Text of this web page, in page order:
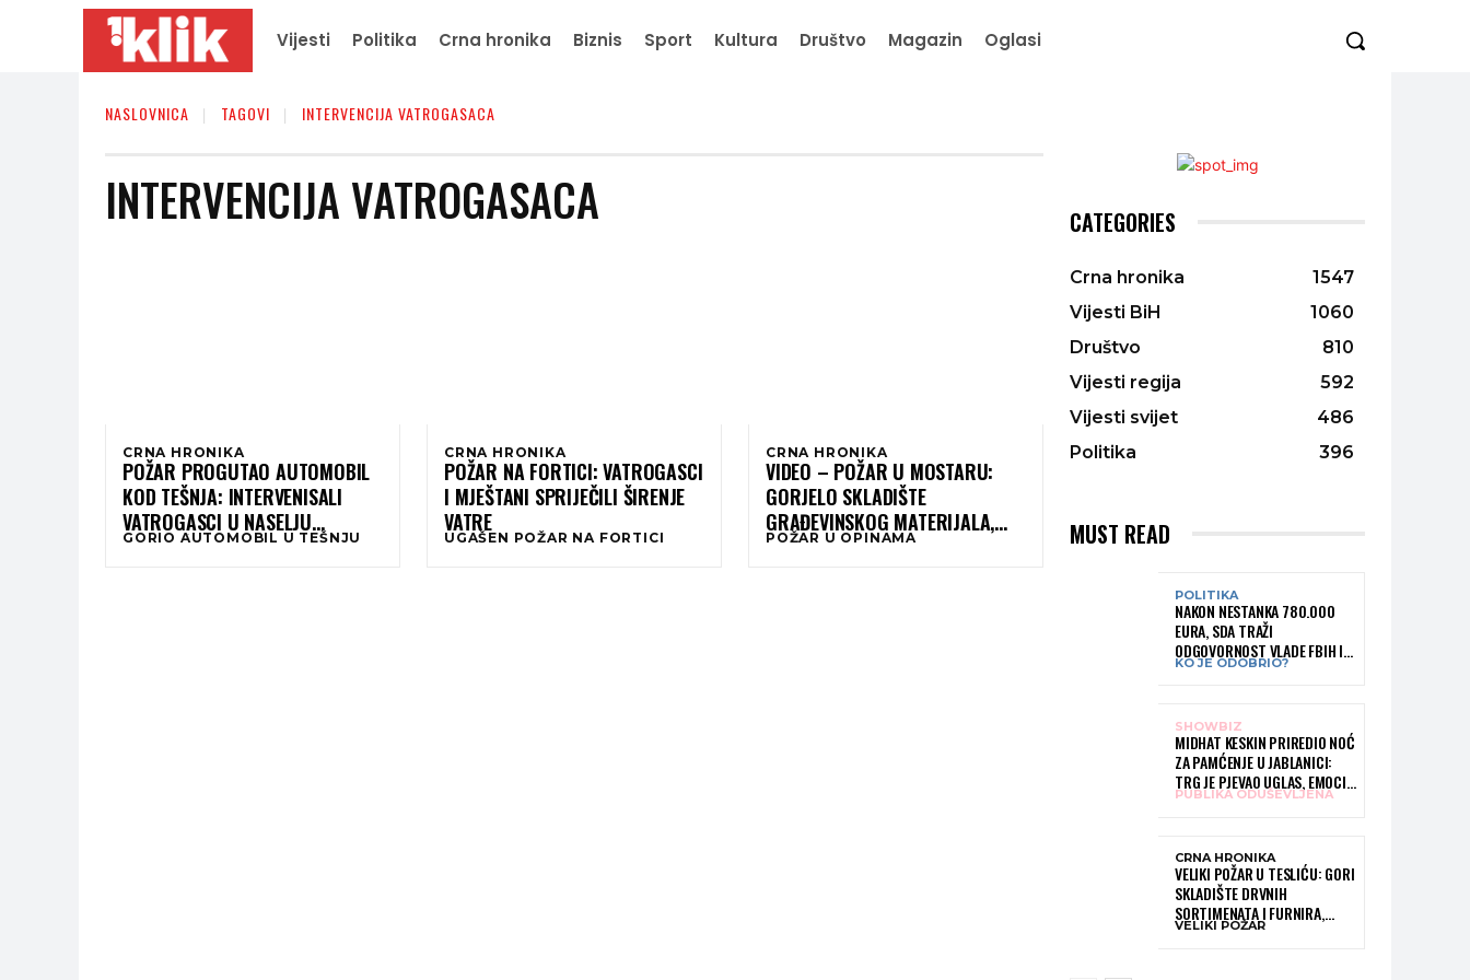
Vijesti Politika Crna hronika Biznis Sport Kultura Društvo Magazin Oglasi
NASLOVNICA TAGOVI INTERVENCIJA VATROGASACA
INTERVENCIJA VATROGASACA
CRNA HRONIKA
POŽAR PROGUTAO AUTOMOBIL
KOD TEŠNJA: INTERVENISALI
VATROGASCI U NASELJU
PILJUŽIĆI
GORIO AUTOMOBIL U TEŠNJU
CRNA HRONIKA
POŽAR NA FORTICI: VATROGASCI
I MJEŠTANI SPRIJEČILI ŠIRENJE
VATRE
UGAŠEN POŽAR NA FORTICI
CRNA HRONIKA
VIDEO – POŽAR U MOSTARU:
GORJELO SKLADIŠTE
GRAĐEVINSKOG MATERIJALA,
VATROGASCI SPRIJEČILI ŠIRENJE
POŽAR U OPINAMA
CATEGORIES
Crna hronika
1547
Vijesti BiH
1060
Društvo
810
Vijesti regija
592
Vijesti svijet
486
Politika
396
MUST READ
POLITIKA
NAKON NESTANKA 780.000
EURA, SDA TRAŽI
ODGOVORNOST VLADE FBIH I
RUKOVODSTVA IGMANA
KO JE ODOBRIO?
SHOWBIZ
MIDHAT KESKIN PRIREDIO NOĆ
ZA PAMĆENJE U JABLANICI:
TRG JE PJEVAO UGLAS, EMOCIJE
PREPLAVILE RODNI GRAD
PUBLIKA ODUŠEVLJENA
CRNA HRONIKA
VELIKI POŽAR U TESLIĆU: GORI
SKLADIŠTE DRVNIH
SORTIMENATA I FURNIRA,
VATROGASCIMA STIŽE POMOĆ
VELIKI POŽAR